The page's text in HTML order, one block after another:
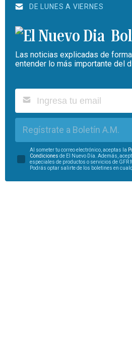
DE LUNES A VIERNES
Las noticias explicadas de
entender lo más importante del
Regístrate a Boletín A.M.
Al someter tu correo electrónico, aceptas la
Condiciones de El Nuevo Día. Además,
especiales de productos o servicios de GFR
Podrás optar salirte de los boletines en